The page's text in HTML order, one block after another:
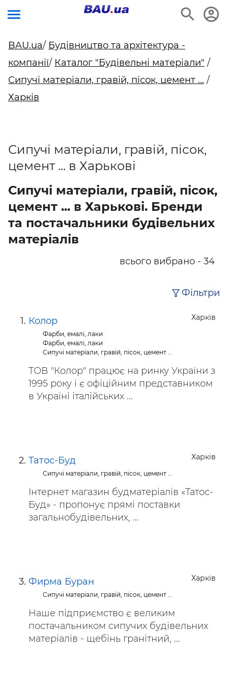
BAU.ua/ Будівництво та архітектура -
компанії/ Каталог "Будівельні матеріали" /
Сипучі матеріали, гравій, пісок, цемент ... /
Харків
Сипучі матеріали, гравій, пісок,
цемент ... в Харькові
Сипучі матеріали, гравій, пісок,
цемент ... в Харькові. Бренди
та постачальники будівельних
матеріалів
всього вибрано - 34
Фільтри
Харків
Колор
Фарби, емалі, лаки
Фарби, емалі, лаки
Сипучі матеріали, гравій, пісок, цемент ...
ТОВ "Колор" працює на ринку України з
1995 року і є офіційним представником
в Україні італійських ...
Харків
Татос-Буд
Сипучі матеріали, гравій, пісок, цемент ...
Інтернет магазин будматеріалів «Татос-
Буд» - пропонує прямі поставки
загальнобудівельних, ...
Харків
Фирма Буран
Сипучі матеріали, гравій, пісок, цемент ...
Наше підприємство є великим
постачальником сипучих будівельних
матеріалів - щебінь гранітний, ...